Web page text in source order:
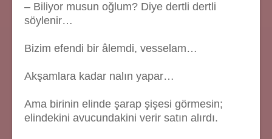
– Biliyor musun oğlum? Diye dertli dertli
söylenir…
Bizim efendi bir âlemdi, vesselam…
Akşamlara kadar nalın yapar…
Ama birinin elinde şarap şişesi görmesin;
elindekini avucundakini verir satın alırdı.